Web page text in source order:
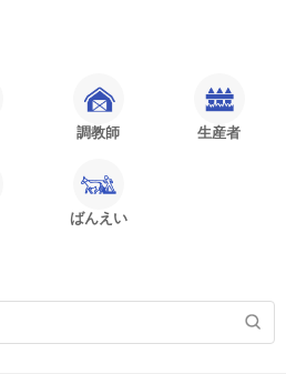
調教師 生産者
ばんえい